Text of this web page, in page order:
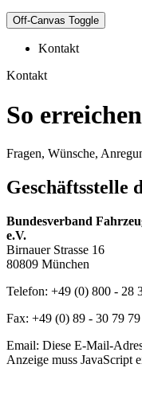
Off-Canvas Toggle
Kontakt
Kontakt
So
Fragen, Wünsche,
Geschäftsstelle
Bundesverband
e.V.
Birnauer Strasse 16
80809 München
Telefon: +49 (0) 800 - 28
Fax: +49 (0) 89 - 30 79
Email: Diese E-Mail-
Anzeige muss JavaScript